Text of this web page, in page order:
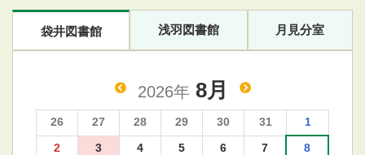
袋井図書館 浅羽図書館 月見分室
2026年 8月
26 27 28 29 30 31
1
2
3 4 5 6 7
8